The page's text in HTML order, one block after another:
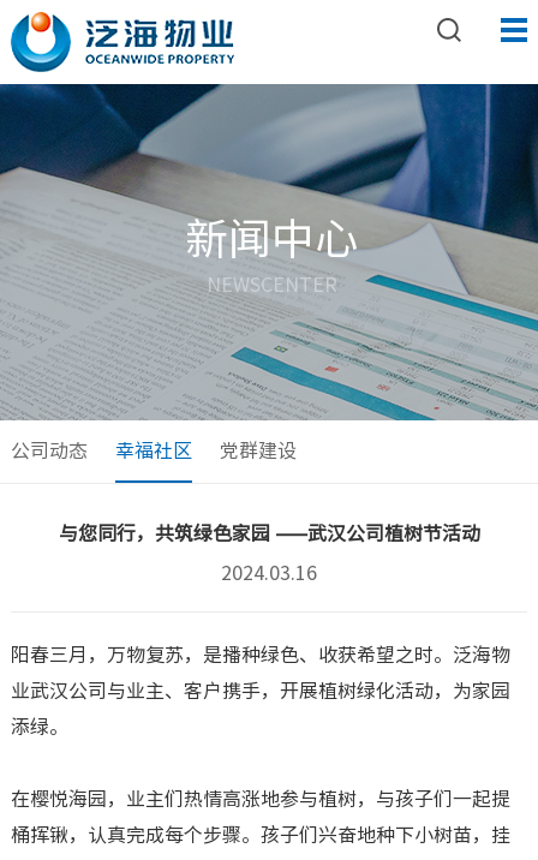
新闻中心
NEWSCENTER
公司动态 幸福社区 党群建设
与您同行，共筑绿色家园 ——武汉公司植树节活动
2024.03.16
阳春三月，万物复苏，是播种绿色、收获希望之时。泛海物
业武汉公司与业主、客户携手，开展植树绿化活动，为家园
添绿。
在樱悦海园，业主们热情高涨地参与植树，与孩子们一起提
桶挥锹，认真完成每个步骤。孩子们兴奋地种下小树苗，挂